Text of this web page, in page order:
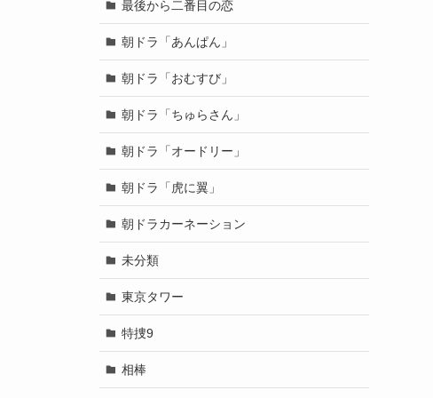
最後から二番目の恋
朝ドラ「あんぱん」
朝ドラ「おむすび」
朝ドラ「ちゅらさん」
朝ドラ「オードリー」
朝ドラ「虎に翼」
朝ドラカーネーション
未分類
東京タワー
特捜9
相棒